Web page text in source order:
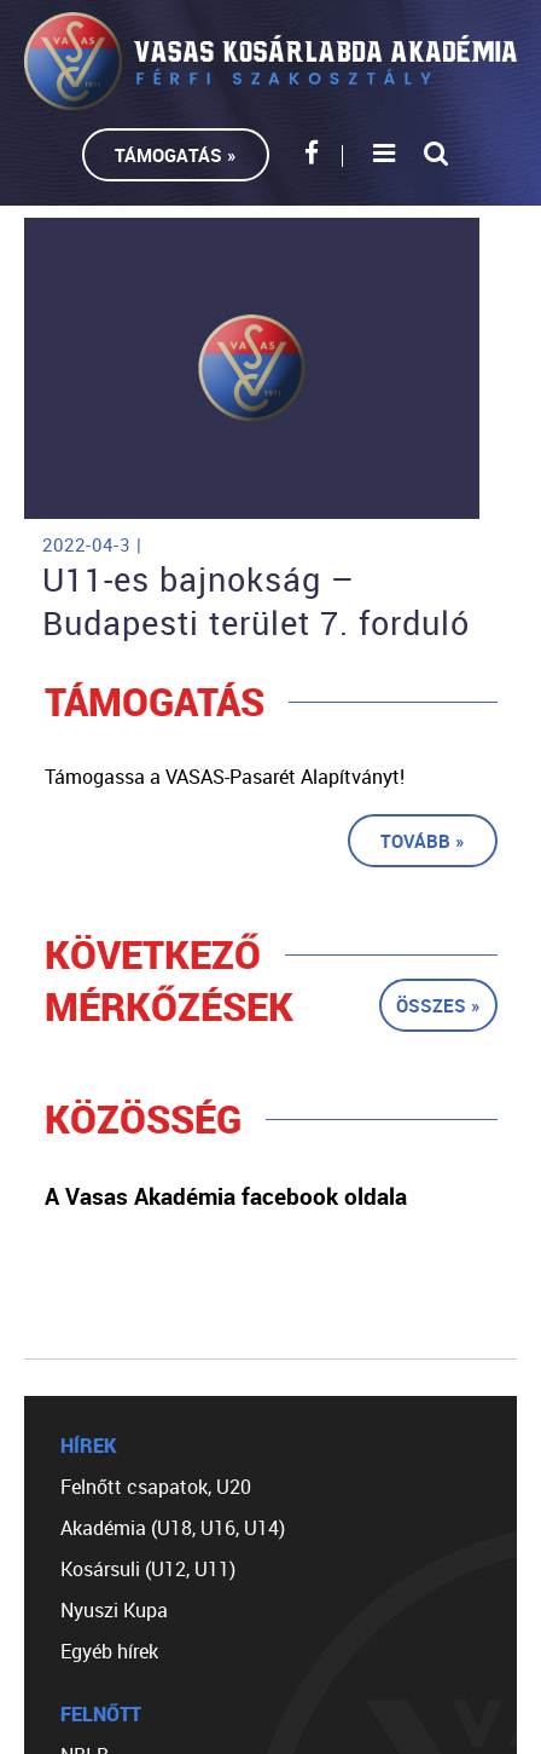
TÁMOGATÁS »
2022-04-3 |
U11-es bajnokság –
Budapesti terület 7. forduló
TÁMOGATÁS
Támogassa a VASAS-Pasarét Alapítványt!
TOVÁBB »
KÖVETKEZŐ
MÉRKŐZÉSEK
ÖSSZES »
KÖZÖSSÉG
A Vasas Akadémia facebook oldala
HÍREK
Felnőtt csapatok, U20
Akadémia (U18, U16, U14)
Kosársuli (U12, U11)
Nyuszi Kupa
Egyéb hírek
FELNŐTT